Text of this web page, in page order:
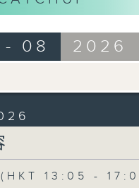
- 08 2026
13:05 -